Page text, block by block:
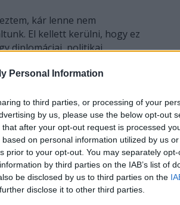
Personal Information
to third parties, or processing of your
by us, please use the below opt-out
after your opt-out request is processed
on personal information utilized by us
prior to your opt-out. You may separately
by third parties on the IAB’s list of
be disclosed by us to third parties on the
disclose it to other third parties.
kár lenne nem
El kellett kerülni, hogy ez
diplomáciai, politikai
nem a lehető legmagasabb
akkori külügyi államtitkár.
tréfásan meg is cibálta a
mert a magyar
Ez egy magyar történet volt,
üzenni, hogy a kultúrán
tudott volna